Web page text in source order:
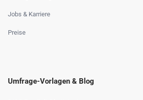
Jobs & Karriere
Preise
Umfrage-Vorlagen & Blog